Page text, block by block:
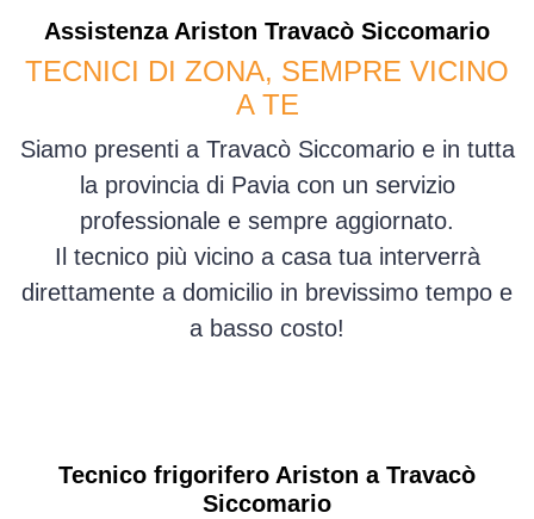
Assistenza Ariston Travacò Siccomario
TECNICI DI ZONA, SEMPRE VICINO
A TE
Siamo presenti a Travacò Siccomario e in tutta
la provincia di Pavia con un servizio
professionale e sempre aggiornato.
Il tecnico più vicino a casa tua interverrà
direttamente a domicilio in brevissimo tempo e
a basso costo!
Tecnico frigorifero Ariston a Travacò
Siccomario